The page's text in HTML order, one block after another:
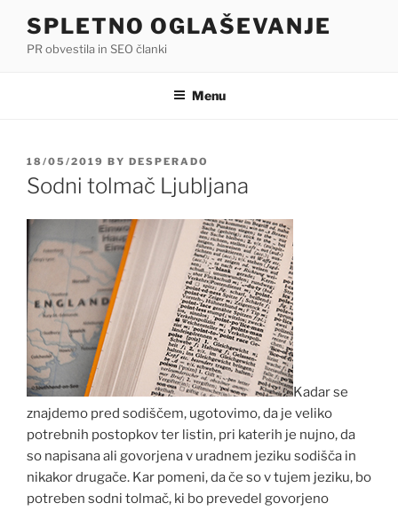
content
SPLETNO OGLAŠEVANJE
PR obvestila in SEO članki
Menu
POSTED
ON
18/05/2019 BY DESPERADO
Sodni tolmač Ljubljana
Kadar se
znajdemo pred sodiščem, ugotovimo, da je veliko
potrebnih postopkov ter listin, pri katerih je nujno, da
so napisana ali govorjena v uradnem jeziku sodišča in
nikakor drugače. Kar pomeni, da če so v tujem jeziku, bo
potreben sodni tolmač, ki bo prevedel govorjeno